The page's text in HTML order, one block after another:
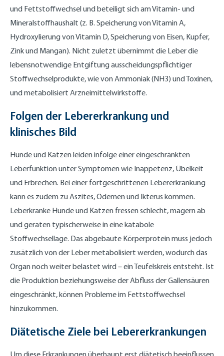
und Fettstoffwechsel und beteiligt sich am Vitamin- und
Mineralstoffhaushalt (z. B. Speicherung von Vitamin A,
Hydroxylierung von Vitamin D, Speicherung von Eisen, Kupfer,
Zink und Mangan). Nicht zuletzt übernimmt die Leber die
lebensnotwendige Entgiftung ausscheidungspflichtiger
Stoffwechselprodukte, wie von Ammoniak (NH3) und Toxinen,
und metabolisiert Arzneimittelwirkstoffe.
Folgen der Lebererkrankung und
klinisches Bild
Hunde und Katzen leiden infolge einer eingeschränkten
Leberfunktion unter Symptomen wie Inappetenz, Übelkeit
und Erbrechen. Bei einer fortgeschrittenen Lebererkrankung
kann es zudem zu Aszites, Ödemen und Ikterus kommen.
Leberkranke Hunde und Katzen fressen schlecht, magern ab
und geraten typischerweise in eine katabole
Stoffwechsellage. Das abgebaute Körperprotein muss jedoch
zusätzlich von der Leber metabolisiert werden, wodurch das
Organ noch weiter belastet wird – ein Teufelskreis entsteht. Ist
die Produktion beziehungsweise der Abfluss der Gallensäuren
eingeschränkt, können Probleme im Fettstoffwechsel
hinzukommen.
Diätetische Ziele bei Lebererkrankungen
Um diese Erkrankungen überhaupt erst diätetisch beeinflussen